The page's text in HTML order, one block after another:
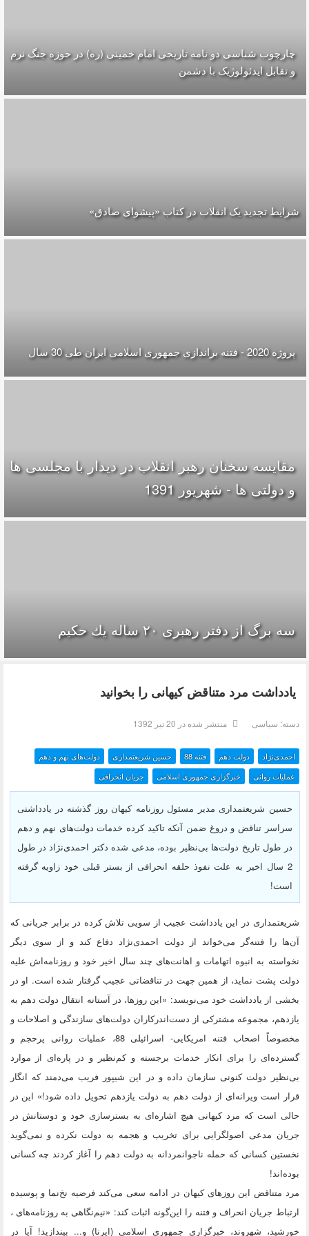
چارچوب شناسی دو نامه تاریخی امام خمینی (ره) در حوزه جنگ نرم
و تقابل ایدئولوژیک با دشمن
شرایط تجدید یک انقلاب در کتاب «پیشوای صادق»
پروژه 2020 - فتنه براندازی جمهوری اسلامی ایران طی 30 سال
مقایسه سخنان رهبر انقلاب در دیدار با مجلسی ها
و دولتی ها - شهریور 1391
سه برگ از دفتر رهبرى ۲۰ ساله يك حكيم
یادداشت مرد متناقض کیهانی را بخوانید
دسته: سیاسی منتشر شده در 20 تیر 1392
احمدی‌نژاد دولت دهم فتنه 88 حسین شریعتمداری
دولت‌های نهم و دهم
جریان انحرافی
خبرگزاری جمهوری اسلامی عملیات روانی
حسین شریعتمداری مدیر مسئول روزنامه کیهان روز گذشته در یادداشتی
سراسر تناقض و دروغ ضمن آنکه تاکید کرده خدمات دولت‌های نهم و دهم
در طول تاریخ دولت‌ها بی‌نظیر بوده، مدعی شده دکتر احمدی‌نژاد در طول
2 سال اخیر به علت نفوذ حلقه انحرافی از بستر قبلی خود زاویه گرفته
است!
شریعتمداری در این یادداشت عجیب از سویی تلاش کرده در برابر جریانی که
آن‌ها را فتنه‌گر می‌خواند از دولت احمدی‌نژاد دفاع کند و از سوی دیگر
نخواسته به انبوه اتهامات و اهانت‌های چند سال اخیر خود و روزنامه‌اش علیه
دولت پشت نماید، از همین جهت در تناقضاتی عجیب گرفتار شده است. او در
بخشی از یادداشت خود می‌نویسد: «این روزها، در آستانه انتقال دولت دهم به
یازدهم، مجموعه مشترکی از دست‌اندرکاران دولت‌های سازندگی و اصلاحات و
مخصوصاً اصحاب فتنه امریکایی- اسرائیلی 88، عملیات روانی پرحجم و
گسترده‌ای را برای انکار خدمات برجسته و کم‌نظیر و در پاره‌ای از موارد
بی‌نظیر دولت کنونی سازمان داده و در این شیپور فریب می‌دمند که انگار
قرار است ویرانه‌ای از دولت دهم به دولت یازدهم تحویل داده شود!» این در
حالی است که مرد کیهانی هیچ اشاره‌ای به بسترسازی خود و دوستانش در
جریان مدعی اصولگرایی برای تخریب و هجمه به دولت نکرده و نمی‌گوید
نخستین کسانی که حمله ناجوانمردانه به دولت دهم را آغاز کردند چه کسانی
بوده‌اند!
مرد متناقض این روزهای کیهان در ادامه سعی می‌کند فرضیه نخ‌نما و پوسیده
ارتباط جریان انحراف و فتنه را این‌گونه اثبات کند: «نیم‌نگاهی به روزنامه‌های ،
خورشید، شهروند، خبرگزاری جمهوری اسلامی (ایرنا) و... بیندازید! آیا در